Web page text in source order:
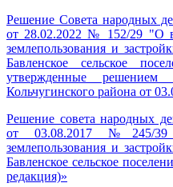
Решение Совета народных
от 28.02.2022 № 152/29 "О
землепользования и
Бавленское сельское
утвержденные решением
Кольчугинского района от
Решение совета народных
от 03.08.2017 №245/39
землепользования и
Бавленское сельское
редакция)»